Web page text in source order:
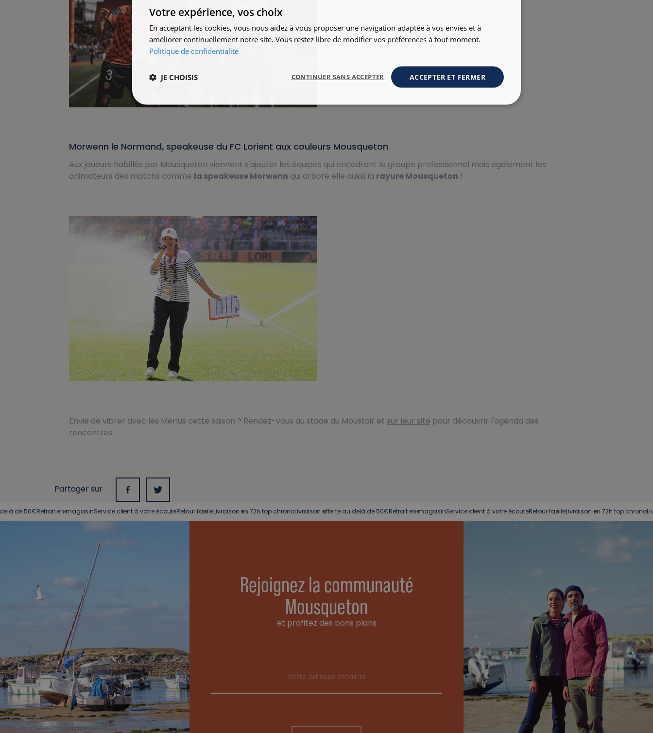
Morwenn le Normand, speakeuse du FC Lorient aux couleurs Mousqueton
Aux joueurs habillés par Mousqueton viennent s'ajouter les équipes qui encadrent le groupe professionnel mais également les
animateurs des matchs comme la speakeuse Morwenn qui arbore elle aussi la rayure Mousqueton !
Envie de vibrer avec les Merlus cette saison ? Rendez-vous au stade du Moustoir et sur leur site pour découvrir l'agenda des
rencontres.
Partager sur
en magasinService client à votre écoute Retour facileLivraison en 72h top chronoLivraison offerte au delà de 50€Retrait en magasinService client à votre écoute Retour facileLivraison en 72h top chronoLivraison
Rejoignez la communauté
Mousqueton
et profitez des bons plans
Votre expérience, vos choix
En acceptant les cookies, vous nous aidez à vous proposer une navigation adaptée à vos envies et à
améliorer continuellement notre site. Vous restez libre de modifier vos préférences à tout moment.
Politique de confidentialité
ACCEPTER ET FERMER
CONTINUER SANS ACCEPTER
JE CHOISIS